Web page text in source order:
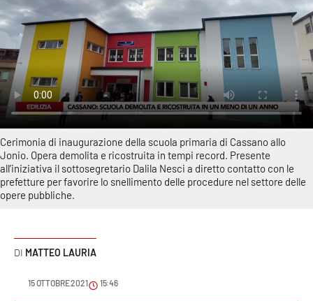
Attualità
Economia e lavoro
Italia Mondo
Sanità
Sport
Cultura
Meteo
Cerimonia di inaugurazione della scuola primaria di Cassano allo
Jonio. Opera demolita e ricostruita in tempi record. Presente
all’iniziativa il sottosegretario Dalila Nesci a diretto contatto con le
prefetture per favorire lo snellimento delle procedure nel settore delle
opere pubbliche.
MATTEO LAURIA
15 OTTOBRE 2021 15:46